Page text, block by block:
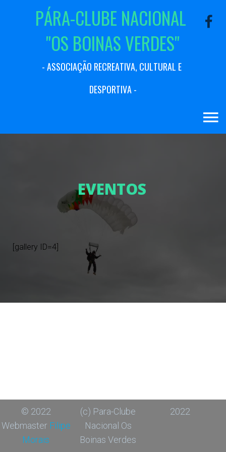
PÁRA-CLUBE NACIONAL
"OS BOINASVERDES"
- ASSOCIAÇÃO RECREATIVA, CULTURAL E
DESPORTIVA-
EVENTOS
[gallery ID=4]
© 2022
Webmaster Filipe
Morais
(c) Para-Clube
Nacional Os
Boinas Verdes
2022